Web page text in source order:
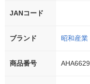
JANコード
ブランド 昭和産業
商品番号 AHA6629